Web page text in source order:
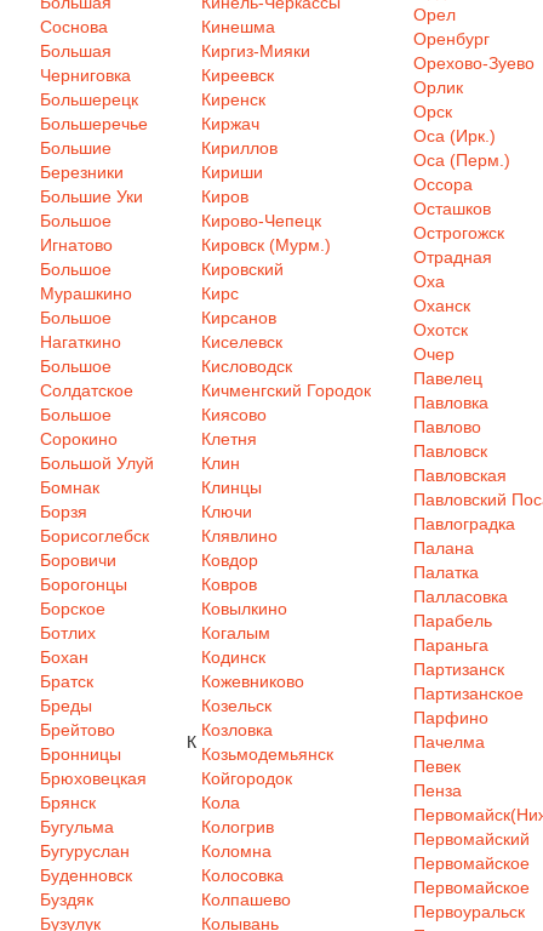
Соснова
Большая
Черниговка
Большерецк
Большеречье
Большие
Березники
Большие Уки
Большое
Игнатово
Большое
Мурашкино
Большое
Нагаткино
Большое
Солдатское
Большое
Сорокино
Большой Улуй
Бомнак
Борзя
Борисоглебск
Боровичи
Борогонцы
Борское
Ботлих
Бохан
Братск
Бреды
Брейтово
Бронницы
Брюховецкая
Брянск
Бугульма
Бугуруслан
Буденновск
Буздяк
Бузулук
К
Кинешма
Киргиз-Мияки
Киреевск
Киренск
Киржач
Кириллов
Кириши
Киров
Кирово-Чепецк
Кировск (Мурм.)
Кировский
Кирс
Кирсанов
Киселевск
Кисловодск
Кичменгский Городок
Киясово
Клетня
Клин
Клинцы
Ключи
Клявлино
Ковдор
Ковров
Ковылкино
Когалым
Кодинск
Кожевниково
Козельск
Козловка
Козьмодемьянск
Койгородок
Кола
Кологрив
Коломна
Колосовка
Колпашево
Колывань
Орел
Оренбург
Орехово-Зуево
Орлик
Орск
Оса (Ирк.)
Оса (Перм.)
Оссора
Осташков
Острогожск
Отрадная
Оха
Оханск
Охотск
Очер
Павелец
Павловка
Павлово
Павловск
Павловская
Павловский
Павлоградка
Палана
Палатка
Палласовка
Парабель
Параньга
Партизанск
Партизанское
Парфино
Пачелма
Певек
Пенза
Первомайский
Первомайское
Первомайское
Первоуральск